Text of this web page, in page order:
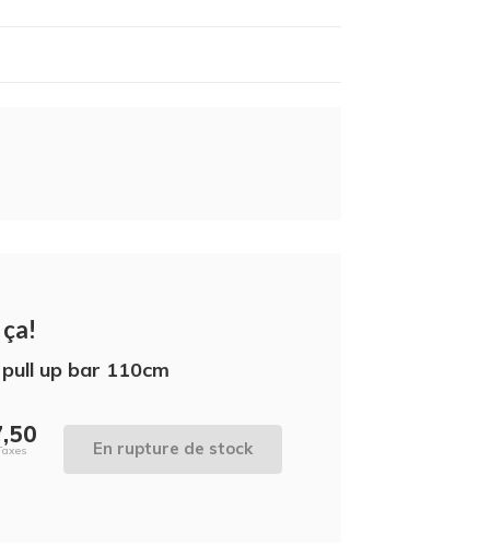
up bar 110cm
En rupture de stock